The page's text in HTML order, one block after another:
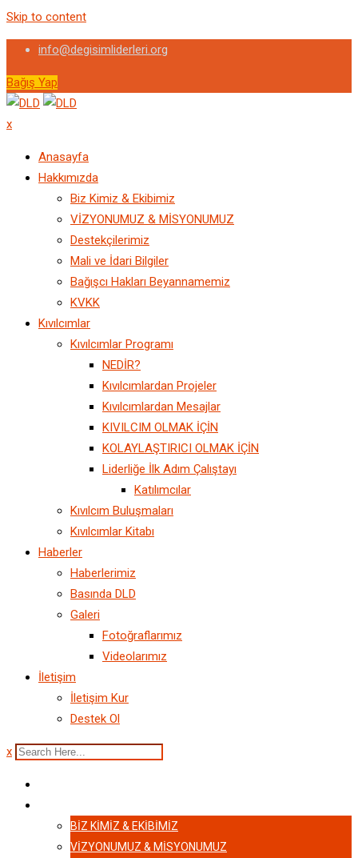
Skip to content
info@degisimliderleri.org
Bağış Yap
x
Anasayfa
Hakkımızda
Biz Kimiz & Ekibimiz
VİZYONUMUZ & MİSYONUMUZ
Destekçilerimiz
Mali ve İdari Bilgiler
Bağışcı Hakları Beyannamemiz
KVKK
Kıvılcımlar
Kıvılcımlar Programı
NEDİR?
Kıvılcımlardan Projeler
Kıvılcımlardan Mesajlar
KIVILCIM OLMAK İÇİN
KOLAYLAŞTIRICI OLMAK İÇİN
Liderliğe İlk Adım Çalıştayı
Katılımcılar
Kıvılcım Buluşmaları
Kıvılcımlar Kitabı
Haberler
Haberlerimiz
Basında DLD
Galeri
Fotoğraflarımız
Videolarımız
İletişim
İletişim Kur
Destek Ol
x
BIZ KIMIZ & EKIBIMIZ
VİZYONUMUZ & MİSYONUMUZ